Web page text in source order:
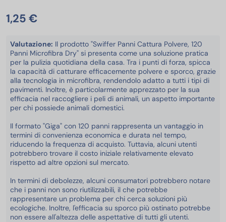
1,25 €
Valutazione: Il prodotto "Swiffer Panni Cattura Polvere, 120
Panni Microfibra Dry" si presenta come una soluzione pratica
per la pulizia quotidiana della casa. Tra i punti di forza, spicca
la capacità di catturare efficacemente polvere e sporco, grazie
alla tecnologia in microfibra, rendendolo adatto a tutti i tipi di
pavimenti. Inoltre, è particolarmente apprezzato per la sua
efficacia nel raccogliere i peli di animali, un aspetto importante
per chi possiede animali domestici.
Il formato "Giga" con 120 panni rappresenta un vantaggio in
termini di convenienza economica e durata nel tempo,
riducendo la frequenza di acquisto. Tuttavia, alcuni utenti
potrebbero trovare il costo iniziale relativamente elevato
rispetto ad altre opzioni sul mercato.
In termini di debolezze, alcuni consumatori potrebbero notare
che i panni non sono riutilizzabili, il che potrebbe
rappresentare un problema per chi cerca soluzioni più
ecologiche. Inoltre, l'efficacia su sporco più ostinato potrebbe
non essere all'altezza delle aspettative di tutti gli utenti.